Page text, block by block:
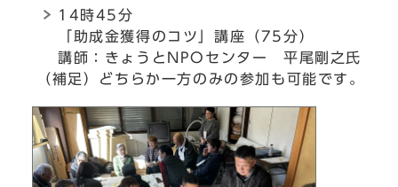
14時45分
「助成金獲得のコツ」講座（75分）
講師：きょうとNPOセンター 平尾剛之氏
（補足）どちらか一方のみの参加も可能です。